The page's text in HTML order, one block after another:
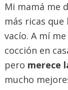
Mi mamá me
más ricas que
vacío. A mí
cocción en
pero merece
mucho